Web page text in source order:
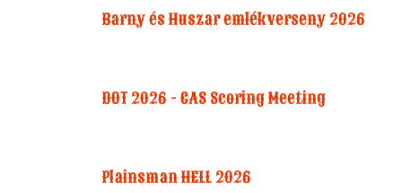
Barny és Huszar emlékverseny 2026
DOT 2026 - CAS Scoring Meeting
Plainsman HELL 2026